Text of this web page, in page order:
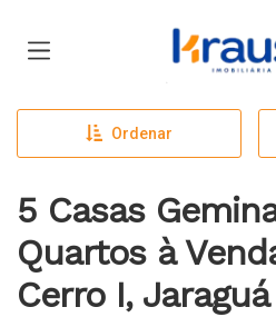
Página
Ordenar
5 Casas
Quartos à
Cerro I,